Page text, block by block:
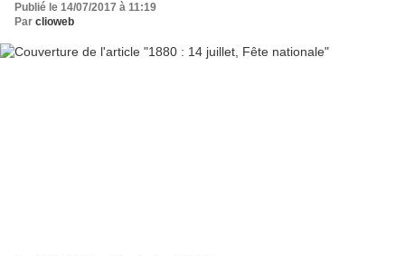
Publié le 14/07/2017 à 11:19
Par clioweb